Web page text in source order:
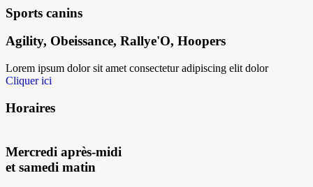
Sports canins
Agility, Obeissance, Rallye'O, Hoopers
Lorem ipsum dolor sit amet consectetur adipiscing elit dolor
Cliquer ici
Horaires
Mercredi après-midi
et samedi matin